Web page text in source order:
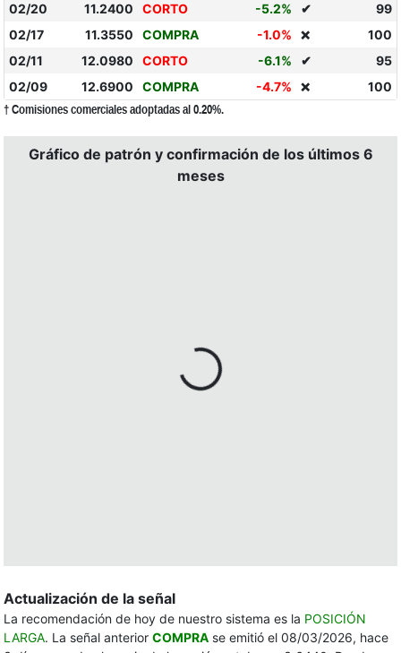
02/20
11.2400 CORTO -5.2% ✔
99
02/17
11.3550 COMPRA -1.0% ❌
100
02/11
12.0980 CORTO -6.1% ✔
95
02/09
12.6900 COMPRA -4.7% ❌ 100
† Comisiones comerciales adoptadas al 0.20%.
Gráfico de patrón y confirmación de los últimos 6
meses
Actualización de la señal
La recomendación de hoy de nuestro sistema es la POSICIÓN
LARGA. La señal anterior COMPRA se emitió el 08/03/2026, hace